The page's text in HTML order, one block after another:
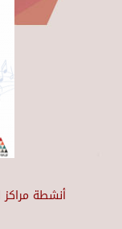
أنشطة مراكز